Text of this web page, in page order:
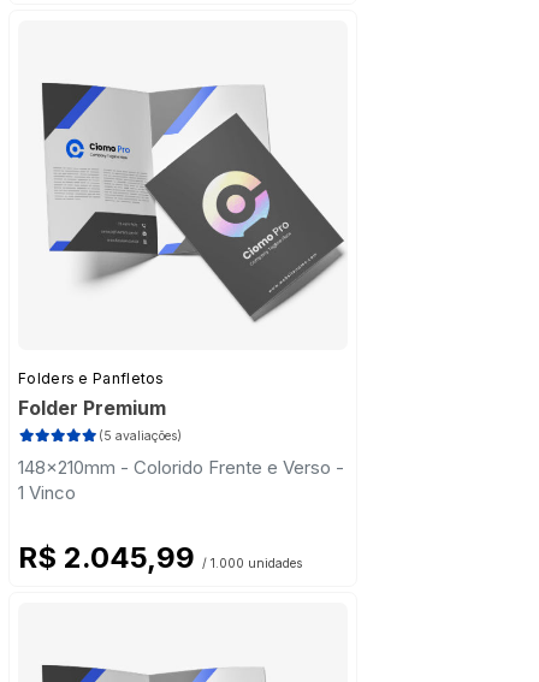
Folders e Panfletos
Folder Premium
(5 avaliações)
148x210mm - Colorido Frente e Verso -
1 Vinco
R$ 2.045,99 / 1.000 unidades